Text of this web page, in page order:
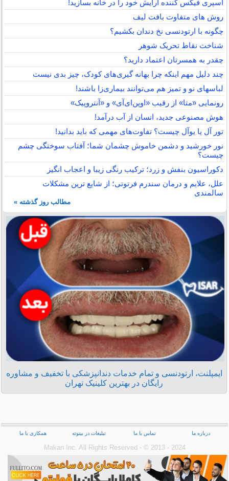
اسپری فیکس کننده آرایش خود را در خانه بسازید!
روش های متفاوت بافت لیف
چگونه با ارتودنسی نخ دندان بکشیم؟
شناخت نقاط تحریک شوهر
چقدر به همسرتان اعتماد دارید؟
چند دلیل مهم اینکه چرا بهانه گیری‌های کودک، چیز بدی نیست
لباس‎های نو و تمیز هم می‌توانند بیماری‌زا باشند!
رونمایی «متا» از رقیب «اوپن‌ای‌آی» و «آنتروپیک»
هوش مصنوعی جدید، انسان از آب درآمد!
تور آل یا یوآل چیست؟ تفاوت‌های مهمی که باید بدانید!
نور خورشید و دشمن خاموش چشمان شما؛ آفتاب سوختگی چشم
چیست؟
دکوراسیون بنفش و زرد؛ ترکیب رنگی زیبا و اعجاب انگیز
علل، علایم و درمان سندرم فرتوتی؛ از شایع ترین مشکلات
سالمندی
مطالب روز گذشته »
ایمپلنت، ارتودنسی و تمام خدمات دندانپزشکی با تخفیف و مشاوره
رایگان در بهترین کلینیک تهران
درباره ما تماس با ما تبلیغات در بیتوته همکاری با ما
Makan Inc.‎ All Rights Reserved - © 2013 - 2024